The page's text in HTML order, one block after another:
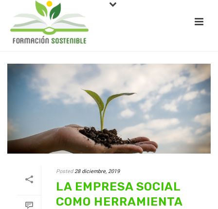
Posted 28 diciembre, 2019
LA EMPRESA SOCIAL
COMO HERRAMIENTA